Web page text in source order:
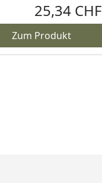
25,34 CHF
Zum Produkt